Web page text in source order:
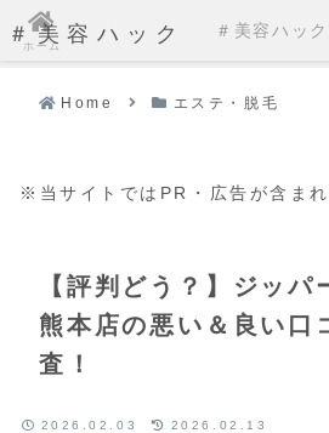
＃美容ハック
Home エステ・脱毛
※当サイトではPR・広告が含ま
【評判どう？】ジッパ
熊本店の悪い＆良い口
査！
2026.02.03 2026.02.13
ホーム
＃美容ハック